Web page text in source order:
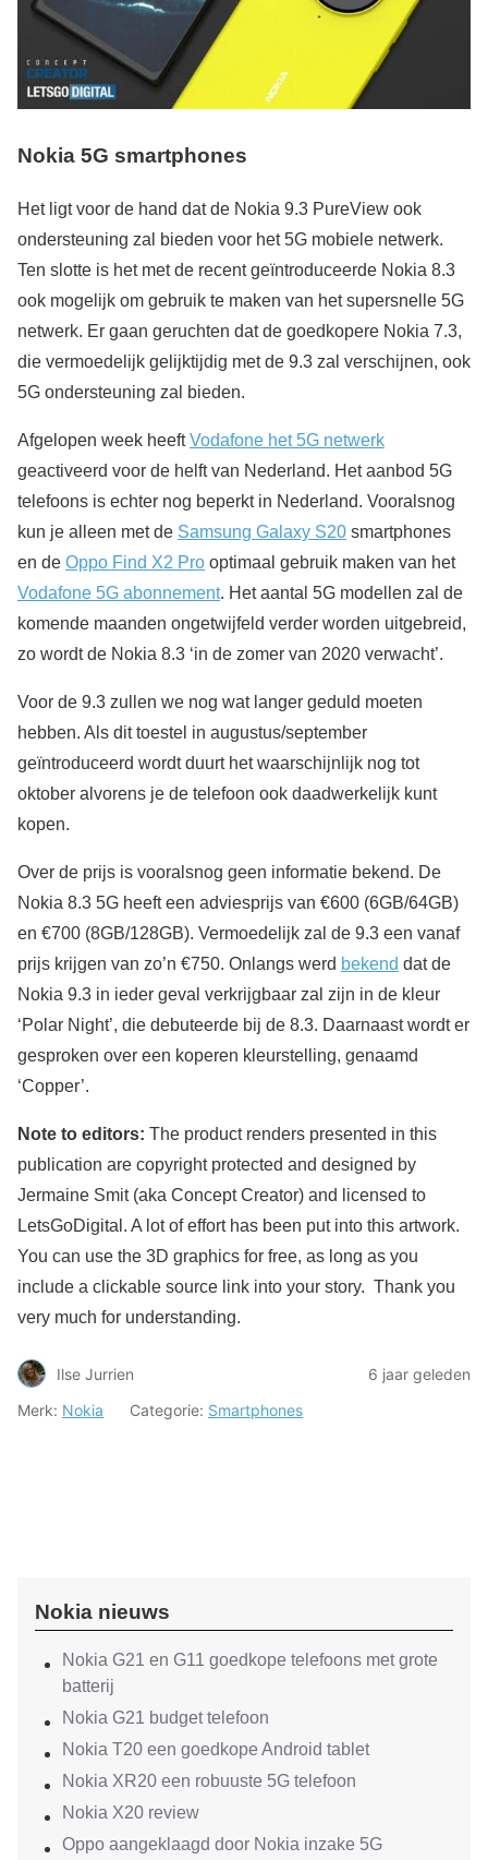
Nokia 5G smartphones
Het ligt voor de hand dat de Nokia 9.3 PureView ook
ondersteuning zal bieden voor het 5G mobiele netwerk.
Ten slotte is het met de recent geïntroduceerde Nokia 8.3
ook mogelijk om gebruik te maken van het supersnelle 5G
netwerk. Er gaan geruchten dat de goedkopere Nokia 7.3,
die vermoedelijk gelijktijdig met de 9.3 zal verschijnen, ook
5G ondersteuning zal bieden.
Afgelopen week heeftVodafone het 5G netwerk
geactiveerd voor de helft van Nederland. Het aanbod 5G
telefoons is echter nog beperkt in Nederland. Vooralsnog
kun je alleen met de Samsung Galaxy S20 smartphones
en de Oppo Find X2 Pro optimaal gebruik maken van het
Vodafone 5G abonnement. Het aantal 5G modellen zal de
komende maanden ongetwijfeld verder worden uitgebreid,
zo wordt de Nokia 8.3 ‘in de zomer van 2020 verwacht’.
Voor de 9.3 zullen we nog wat langer geduld moeten
hebben. Als dit toestel in augustus/september
geïntroduceerd wordt duurt het waarschijnlijk nog tot
oktober alvorens je de telefoon ook daadwerkelijk kunt
kopen.
Over de prijs is vooralsnog geen informatie bekend. De
Nokia 8.3 5G heeft een adviesprijs van €600 (6GB/64GB)
en €700 (8GB/128GB). Vermoedelijk zal de 9.3 een vanaf
prijs krijgen van zo’n €750. Onlangs werd bekend dat de
Nokia 9.3 in ieder geval verkrijgbaar zal zijn in de kleur
‘Polar Night’, die debuteerde bij de 8.3. Daarnaast wordt er
gesproken over een koperen kleurstelling, genaamd
‘Copper’.
Note to editors: The product renders presented in this
publication are copyright protected and designed by
Jermaine Smit (aka Concept Creator) and licensed to
LetsGoDigital. A lot of effort has been put into this artwork.
You can use the 3D graphics for free, as long as you
include a clickable source link into your story. Thank you
very much for understanding.
Ilse Jurrien
6 jaar geleden
Merk: Nokia Categorie: Smartphones
Nokia nieuws
Nokia G21 en G11 goedkope telefoons met grote
batterij
Nokia G21 budget telefoon
Nokia T20 een goedkope Android tablet
Nokia XR20 een robuuste 5G telefoon
Nokia X20 review
Oppo aangeklaagd door Nokia inzake 5G